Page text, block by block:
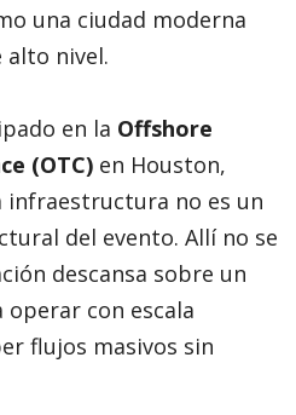
una ciudad moderna
nivel.
en la Offshore
(OTC) en Houston,
infraestructura no es un
del evento. Allí no se
descansa sobre un
con escala
flujos masivos sin